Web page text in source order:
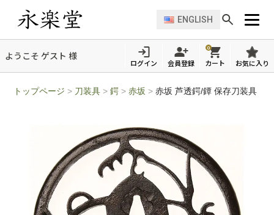
ENGLISH
ようこそ ゲスト 様
ログイン 会員登録
0
カート お気に入り
トップページ > 刀装具 >鍔 >赤坂 >赤坂 芦透鍔/鐔 保存刀装具